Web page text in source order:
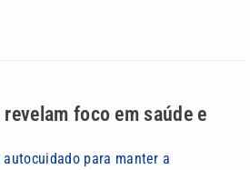
foco em saúde e
para manter a